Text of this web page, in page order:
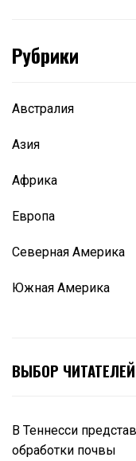
Рубрики
Австралия
Азия
Африка
Европа
Северная Америка
Южная Америка
ВЫБОР ЧИТАТЕЛЕЙ
В Теннесси
обработки почвы